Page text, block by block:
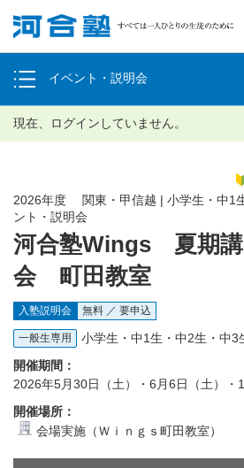
塾生の方
イベント・説明会
個別相談
体験授業
現在、ログインしていません。
河合塾Wings 夏期講
会 町田教室
2026年度 関東・甲信越 | 小学生・中1
ント・説明会
入塾説明会 無料 ／ 要申込
一般生専用
小学生・中1生・中2生・中3
開催期間：
2026年5月30日（土）・6月6日（土）・
開催場所：
会場実施（Ｗｉｎｇｓ町田教室）